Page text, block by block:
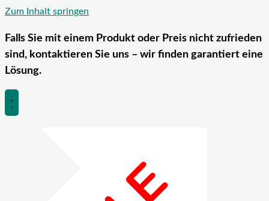
Zum Inhalt springen
Falls Sie mit einem Produkt oder Preis nicht zufrieden
sind, kontaktieren Sie uns – wir finden garantiert eine
Lösung.